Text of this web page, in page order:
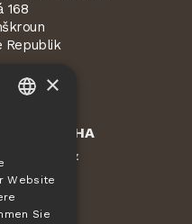
168
Republik
reCAPTCHA
Datenschutz
DE
SLOVAK
×
Website
Sie